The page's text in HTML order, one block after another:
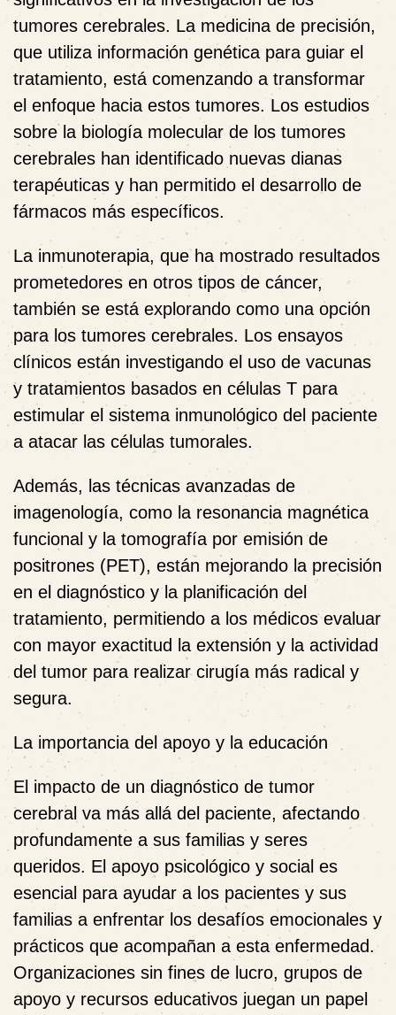
tumores cerebrales. La medicina de precisión,
que utiliza información genética para guiar el
tratamiento, está comenzando a transformar
el enfoque hacia estos tumores. Los estudios
sobre la biología molecular de los tumores
cerebrales han identificado nuevas dianas
terapéuticas y han permitido el desarrollo de
fármacos más específicos.
La inmunoterapia, que ha mostrado resultados
prometedores en otros tipos de cáncer,
también se está explorando como una opción
para los tumores cerebrales. Los ensayos
clínicos están investigando el uso de vacunas
y tratamientos basados en células T para
estimular el sistema inmunológico del paciente
a atacar las células tumorales.
Además, las técnicas avanzadas de
imagenología, como la resonancia magnética
funcional y la tomografía por emisión de
positrones (PET), están mejorando la precisión
en el diagnóstico y la planificación del
tratamiento, permitiendo a los médicos evaluar
con mayor exactitud la extensión y la actividad
del tumor para realizar cirugía más radical y
segura.
La importancia del apoyo y la educación
El impacto de un diagnóstico de tumor
cerebral va más allá del paciente, afectando
profundamente a sus familias y seres
queridos. El apoyo psicológico y social es
esencial para ayudar a los pacientes y sus
familias a enfrentar los desafíos emocionales y
prácticos que acompañan a esta enfermedad.
Organizaciones sin fines de lucro, grupos de
apoyo y recursos educativos juegan un papel